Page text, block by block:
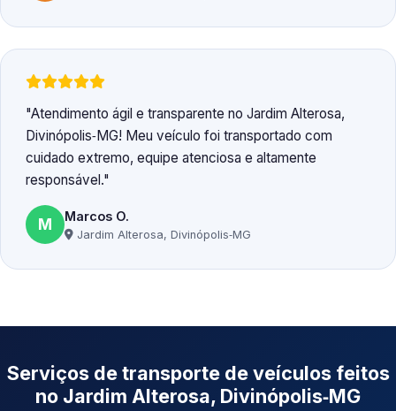
Atendimento ágil e transparente no Jardim Alterosa,
Divinópolis‑MG! Meu veículo foi transportado com
cuidado extremo, equipe atenciosa e altamente
responsável.
M Marcos O.
Jardim Alterosa, Divinópolis‑MG
Serviços de transporte de veículos feitos
no Jardim Alterosa, Divinópolis‑MG